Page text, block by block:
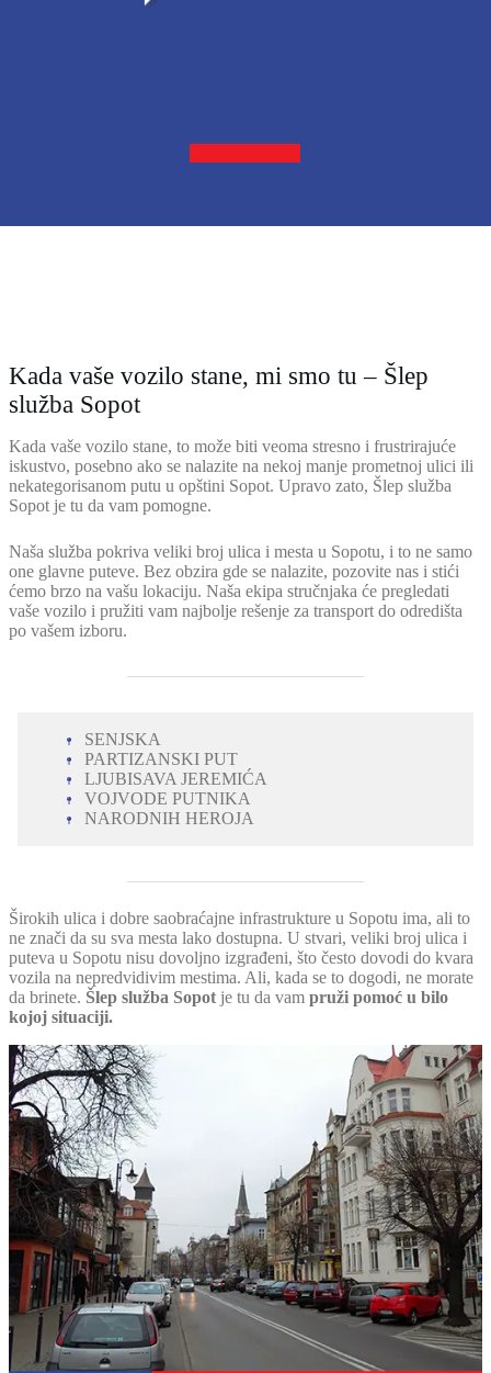
Kada vaše vozilo stane, mi smo tu – Šlep
služba Sopot
Kada vaše vozilo stane, to može biti veoma stresno i frustrirajuće
iskustvo, posebno ako se nalazite na nekoj manje prometnoj ulici ili
nekategorisanom putu u opštini Sopot. Upravo zato, Šlep služba
Sopot je tu da vam pomogne.
Naša služba pokriva veliki broj ulica i mesta u Sopotu, i to ne samo
one glavne puteve. Bez obzira gde se nalazite, pozovite nas i stići
ćemo brzo na vašu lokaciju. Naša ekipa stručnjaka će pregledati
vaše vozilo i pružiti vam najbolje rešenje za transport do odredišta
po vašem izboru.
SENJSKA
PARTIZANSKI PUT
LJUBISAVA JEREMIĆA
VOJVODE PUTNIKA
NARODNIH HEROJA
Širokih ulica i dobre saobraćajne infrastrukture u Sopotu ima, ali to
ne znači da su sva mesta lako dostupna. U stvari, veliki broj ulica i
puteva u Sopotu nisu dovoljno izgrađeni, što često dovodi do kvara
vozila na nepredvidivim mestima. Ali, kada se to dogodi, ne morate
da brinete. Šlep služba Sopot je tu da vam pruži pomoć u bilo
kojoj situaciji.